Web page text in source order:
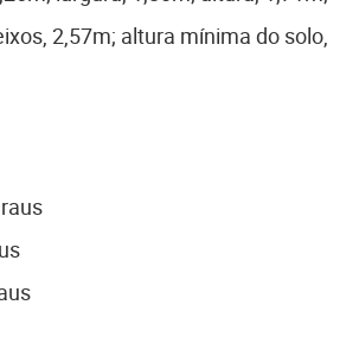
2,57m; altura mínima do solo,